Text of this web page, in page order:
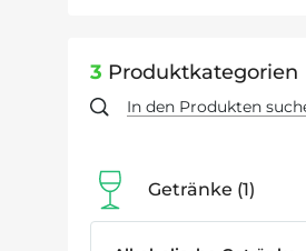
3 Produktkategorien
Getränke 1